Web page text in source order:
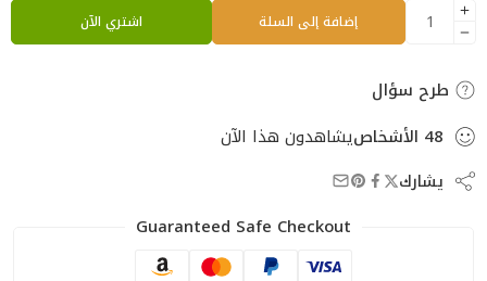
إضافة إلى السلة اشتري الآن
طرح سؤال
48 الأشخاصيشاهدون هذا الآن
يشارك
Guaranteed Safe Checkout